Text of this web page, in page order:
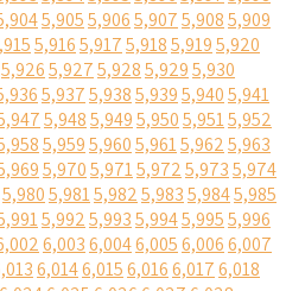
5,9055,9065,9075,9085,909
5,9165,9175,9185,9195,920
5,9265,9275,9285,9295,930
5,9375,9385,9395,9405,941
5,9485,9495,9505,9515,952
5,9595,9605,9615,9625,963
5,9705,9715,9725,9735,974
5,9805,9815,9825,9835,9845,985
5,9925,9935,9945,9955,996
6,0036,0046,0056,0066,007
6,0146,0156,0166,0176,018